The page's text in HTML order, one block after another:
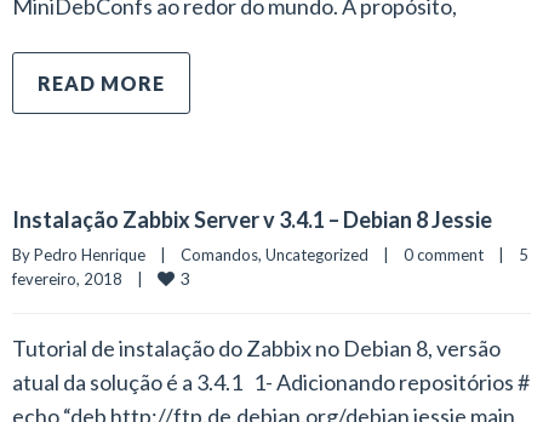
MiniDebConfs ao redor do mundo. A propósito,
READ MORE
Instalação Zabbix Server v 3.4.1 – Debian 8 Jessie
By Pedro Henrique Comandos, Uncategorized 0 comment
5
fevereiro, 2018
3
Tutorial de instalação do Zabbix no Debian 8, versão
atual da solução é a 3.4.1 1- Adicionando repositórios #
echo “deb http://ftp.de.debian.org/debian jessie main